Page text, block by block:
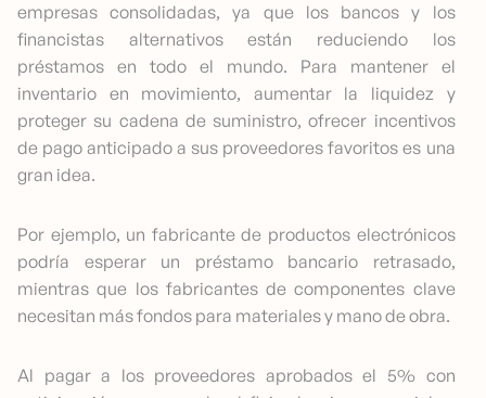
empresas consolidadas, ya que los bancos y los
financistas alternativos están reduciendo los
préstamos en todo el mundo. Para mantener el
inventario en movimiento, aumentar la liquidez y
proteger su cadena de suministro, ofrecer incentivos
de pago anticipado a sus proveedores favoritos es una
gran idea.
Por ejemplo, un fabricante de productos electrónicos
podría esperar un préstamo bancario retrasado,
mientras que los fabricantes de componentes clave
necesitan más fondos para materiales y mano de obra.
Al pagar a los proveedores aprobados el 5% con